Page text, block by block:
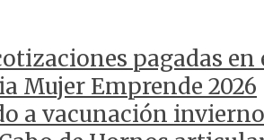
pagadas en
Mujer Emprende 2026
a vacunación